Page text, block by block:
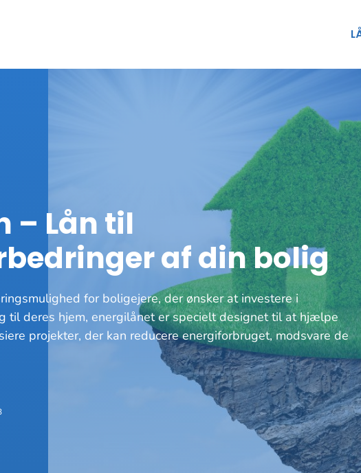
– Lån til
af din bolig
for boligejere, der ønsker at investere i
til deres hjem, energilånet er specielt designet til at hjælpe
projekter, der kan reducere energiforbruget, modsvare de